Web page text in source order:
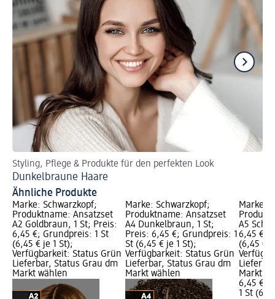
Styling, Pflege & Produkte für den perfekten Look
Dunkelbraune Haare
Ähnliche Produkte
Marke: Schwarzkopf;
Produktname: Ansatzset
A2 Goldbraun, 1 St; Preis:
6,45 €; Grundpreis: 1 St
(6,45 € je 1 St);
Verfügbarkeit: Status Grün
Lieferbar, Status Grau dm
Markt wählen
Marke: Schwarzkopf;
Produktname: Ansatzset
A4 Dunkelbraun, 1 St;
Preis: 6,45 €; Grundpreis: 1
St (6,45 € je 1 St);
Verfügbarkeit: Status Grün
Lieferbar, Status Grau dm
Markt wählen
Marke:
A5
6,45 €;
(6,45 €
Markt
6,45 €
1 St